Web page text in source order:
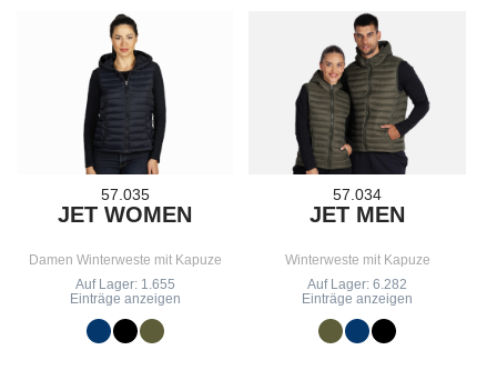
57.035
JET WOMEN
Damen Winterweste mit Kapuze
Auf Lager: 1.655
Einträge anzeigen
57.034
JET MEN
Winterweste mit Kapuze
Auf Lager: 6.282
Einträge anzeigen